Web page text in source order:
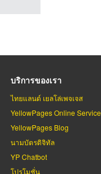
บริการของเรา
ไทยแลนด์ เยลโล่เพจเจส
YellowPages Online Service
YellowPages Blog
นามบัตรดิจิทัล
YP Chatbot
โปรโมชั่น